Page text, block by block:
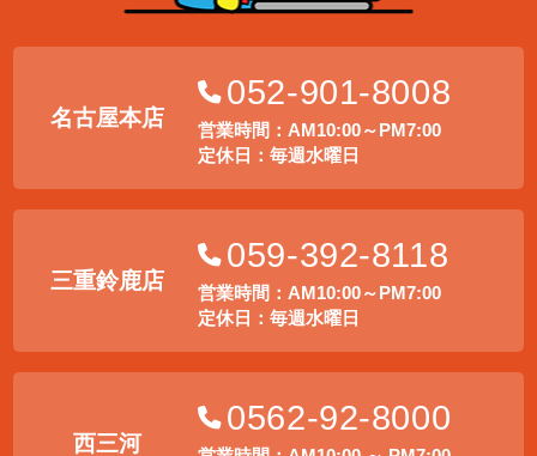
名古屋本店
052-901-8008
営業時間：AM10:00～PM7:00
定休日：毎週水曜日
三重鈴鹿店
059-392-8118
営業時間：AM10:00～PM7:00
定休日：毎週水曜日
西三河
0562-92-8000